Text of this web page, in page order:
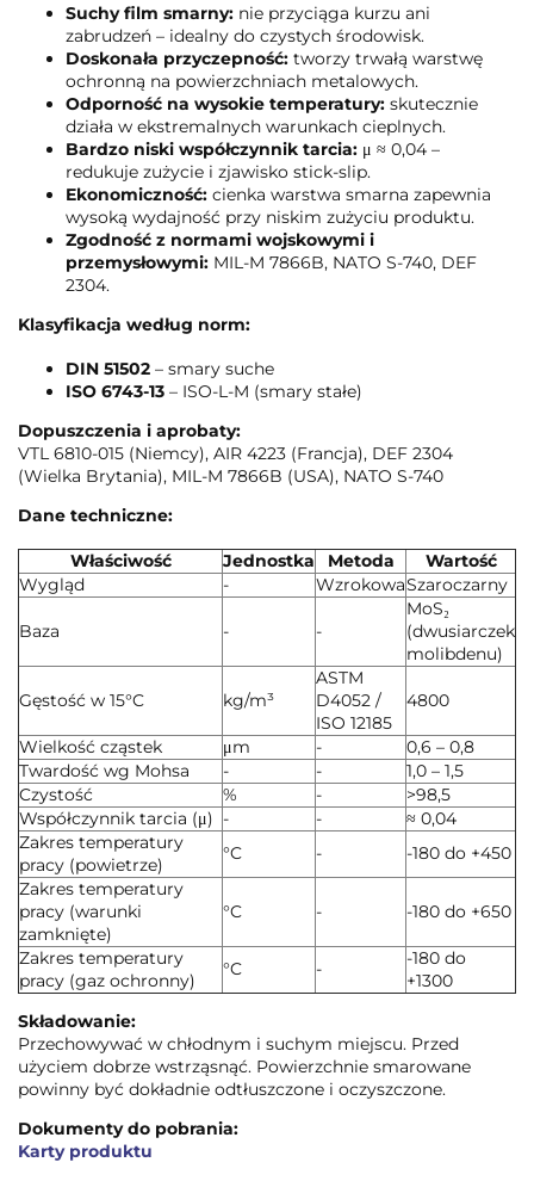
Suchy film smarny: nie przyciąga kurzu ani
zabrudzeń – idealny do czystych środowisk.
Doskonała przyczepność: tworzy trwałą warstwę
ochronną na powierzchniach metalowych.
Odporność na wysokie temperatury: skutecznie
działa w ekstremalnych warunkach cieplnych.
Bardzo niski współczynnik tarcia: μ ≈ 0,04 –
redukuje zużycie i zjawisko stick-slip.
Ekonomiczność: cienka warstwa smarna zapewnia
wysoką wydajność przy niskim zużyciu produktu.
Zgodność z normami wojskowymi i
przemysłowymi: MIL-M 7866B, NATO S-740, DEF
2304.
Klasyfikacja według norm:
DIN 51502 – smary suche
ISO 6743-13 – ISO-L-M (smary stałe)
Dopuszczenia i aprobaty:
VTL 6810-015 (Niemcy), AIR 4223 (Francja), DEF 2304
(Wielka Brytania), MIL-M 7866B (USA), NATO S-740
Dane techniczne:
Właściwość Jednostka Metoda
Wartość
Wygląd
- WzrokowaSzaroczarny
Baza - -
MoS₂
(dwusiarczek
molibdenu)
Gęstość w 15°C kg/m³
ASTM
D4052 /
ISO 12185
4800
Wielkość cząstek μm -
0,6 – 0,8
Twardość wg Mohsa
- -
1,0 – 1,5
Czystość
% -
>98,5
Współczynnik tarcia (μ) - -
≈ 0,04
Zakres temperatury
pracy (powietrze)
°C -
-180 do +450
Zakres temperatury
pracy (warunki
zamknięte)
°C - -180 do +650
Zakres temperatury
pracy (gaz ochronny)
°C -
-180 do
+1300
Składowanie:
Przechowywać w chłodnym i suchym miejscu. Przed
użyciem dobrze wstrząsnąć. Powierzchnie smarowane
powinny być dokładnie odtłuszczone i oczyszczone.
Dokumenty do pobrania:
Karty produktu